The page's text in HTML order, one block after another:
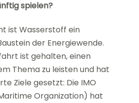
spielen?
ist Wasserstoff ein
der Energiewende.
ist gehalten, einen
Thema zu leisten und hat
Ziele gesetzt: Die IMO
Organization) hat